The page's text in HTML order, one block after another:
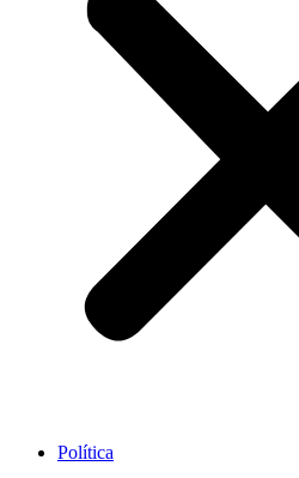
Política